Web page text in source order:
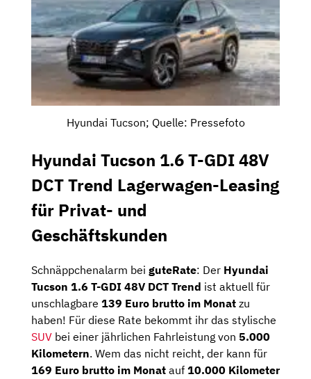
Hyundai Tucson; Quelle: Pressefoto
Hyundai Tucson 1.6 T-GDI 48V
DCT Trend Lagerwagen-Leasing
für Privat- und
Geschäftskunden
Schnäppchenalarm bei guteRate: Der Hyundai
Tucson 1.6 T-GDI 48V DCT Trend ist aktuell für
unschlagbare 139 Euro brutto im Monat zu
haben! Für diese Rate bekommt ihr das stylische
SUV bei einer jährlichen Fahrleistung von 5.000
Kilometern. Wem das nicht reicht, der kann für
169 Euro brutto im Monat auf 10.000 Kilometer